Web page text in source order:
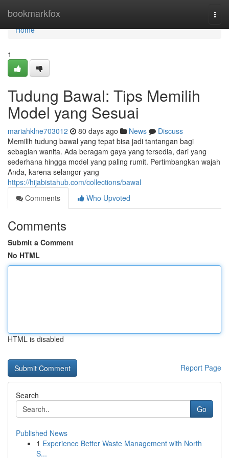
bookmarkfox
Home
Home
1
Tudung Bawal: Tips Memilih
Model yang Sesuai
mariahklne703012 80 days ago News
Discuss
Memilih tudung bawal yang tepat bisa jadi tantangan bagi
sebagian wanita. Ada beragam gaya yang tersedia, dari yang
sederhana hingga model yang paling rumit. Pertimbangkan wajah
Anda, karena selangor yang
https://hijabistahub.com/collections/bawal
Comments
Who Upvoted
Comments
Submit a Comment
No HTML
HTML is disabled
Report Page
Search
Go
Published News
1 Experience Better Waste Management with North
S...